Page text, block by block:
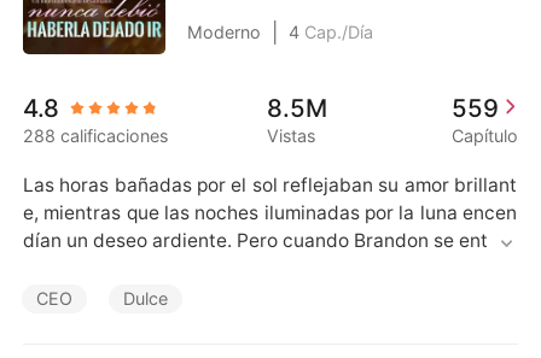
Salir
Instalar APP
Cuentos
Urbano
Cuentos Cortos
Moderno 4 Cap./Día
4.8
288 calificaciones
8.5M
Vistas
559
Capítulo
Las horas bañadas por el sol reflejaban su amor brillant
e, mientras que las noches iluminadas por la luna encen
dían un deseo ardiente. Pero cuando Brandon se enteró
lie los papeles del divorcio y le dijo con frialdad: "Esto e
CEO Dulce